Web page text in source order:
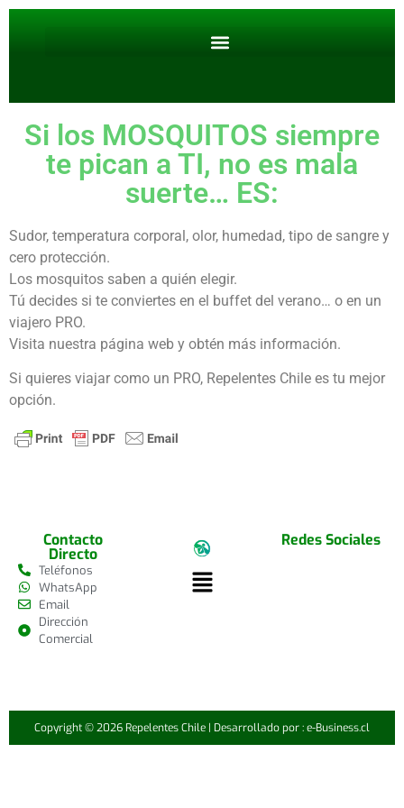
Si los MOSQUITOS siempre
te pican a TI, no es mala
suerte… ES:
Sudor, temperatura corporal, olor, humedad, tipo de sangre y
cero protección.
Los mosquitos saben a quién elegir.
Tú decides si te conviertes en el buffet del verano… o en un
viajero PRO.
Visita nuestra página web y obtén más información.
Si quieres viajar como un PRO, Repelentes Chile es tu mejor
opción.
Contacto
Directo
Teléfonos
WhatsApp
Email
Dirección
Comercial
Redes Sociales
Copyright © 2026 Repelentes Chile | Desarrollado por : e-Business.cl